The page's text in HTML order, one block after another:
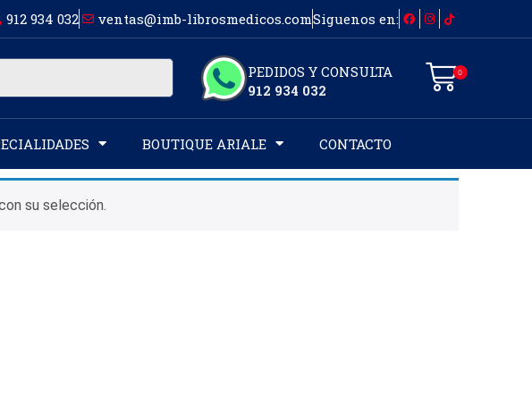
912 934 032 ventas@imb-librosmedicos.comSiguenos en:
PEDIDOS Y CONSULTA
912 934 032
0
BOUTIQUE ARIALE CONTACTO
su selección.